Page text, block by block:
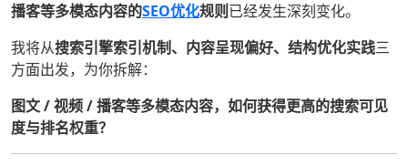
播客等多模态内容的SEO优化规则已经发生深刻变化。
我将从搜索引擎索引机制、内容呈现偏好、结构优化实践三
方面出发，为你拆解：
图文 / 视频 / 播客等多模态内容，如何获得更高的搜索可见
度与排名权重？